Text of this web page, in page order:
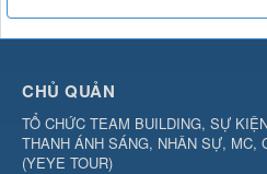
CHỦ QUẢN
TỔ CHỨC TEAM BUILDING, SỰ
THANH ÁNH SÁNG, NHÂN SỰ,
(YEYE TOUR)